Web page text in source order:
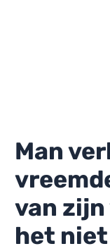
Man
van zijn
het niet